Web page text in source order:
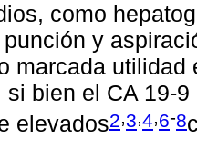
como
punción y
marcada
si bien el CA 19-
elevados2,3,4,6-8